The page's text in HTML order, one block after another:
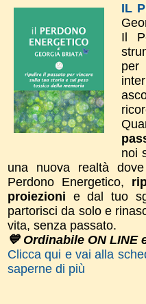
IL
Il
noi
una nuova realtà
Perdono Energetico,
proiezioni e dal tuo
partorisci da solo e
vita, senza passato.
💙 Ordinabile ON LINE
Clicca qui e vai alla
saperne di più